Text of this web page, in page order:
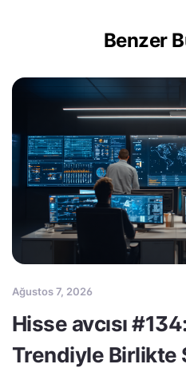
Benzer
Ağustos 7, 2026
Hisse avcısı
Trendiyle Birlikte